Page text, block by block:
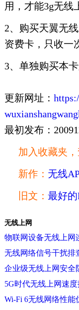
用，才能3g无线
2、购买天翼无
资费卡，只收一
3、单独购买本
更新网址：
最初发布：
加入收藏夹，
新作： 无线
旧文： 最好
无线上网
物联网设备无线上网
无线网络信号干扰排
企业级无线上网安全
5G时代无线上网速
Wi-Fi 6无线网络性能